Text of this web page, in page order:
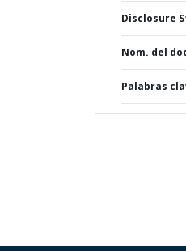
Disclosure
Nom. del
Palabras